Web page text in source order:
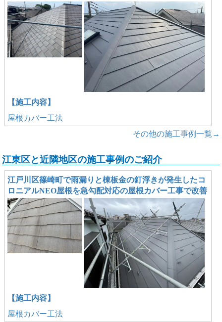
【施工内容】
屋根カバー工法
その他の施工事例一覧→
江東区と近隣地区の施工事例のご紹介
江戸川区篠崎町で雨漏りと棟板金の釘浮きが発生したコ
ロニアルNEO屋根を急勾配対応の屋根カバー工事で改善
【施工内容】
屋根カバー工法